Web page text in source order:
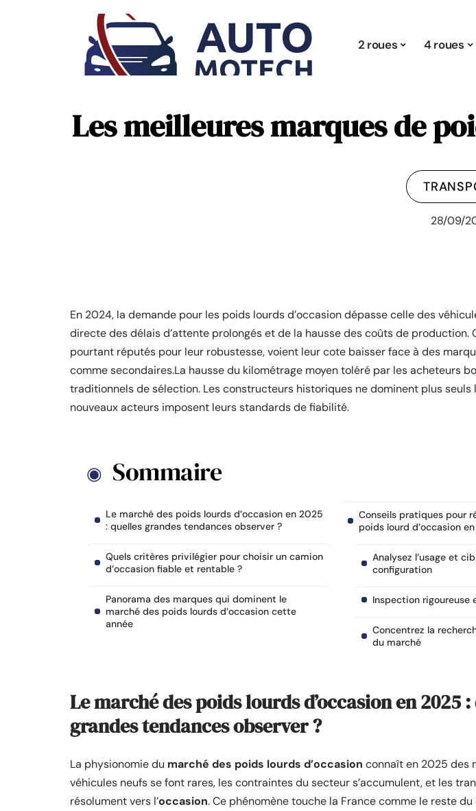
2 roues 4 roues
Les meilleures marques de
28/09/
En 2024, la demande pour les poids lourds d’occasion dépasse celle des
directe des délais d’attente prolongés et de la hausse des coûts de production.
pourtant réputés pour leur robustesse, voient leur cote baisser face à des
comme secondaires.La hausse du kilométrage moyen toléré par les acheteurs
traditionnels de sélection. Les constructeurs historiques ne dominent plus seuls
nouveaux acteurs imposent leurs standards de fiabilité.
Sommaire
Le marché des poids lourds d’occasion en 2025
: quelles grandes tendances observer ?
Quels critères privilégier pour choisir un camion
d’occasion fiable et rentable ?
Panorama des marques qui dominent le
marché des poids lourds d’occasion cette
année
Conseils pratiques pour
poids lourd d’occasion
Analysez l’usage et
configuration
Inspection
Concentrez la
du marché
Le marché des poids lourds d’occasion en 2025
grandes tendances observer ?
La physionomie du marché des poids lourds d’occasion connaît en 2025 des
véhicules neufs se font rares, les contraintes du secteur s’accumulent, et les
résolument vers l’occasion. Ce phénomène touche la France comme le reste